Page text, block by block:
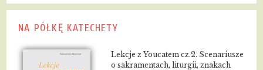
NA PÓŁKĘ KATECHETY
Lekcje z Youcatem cz.2. Scenariusze
o sakramentach, liturgii, znakach